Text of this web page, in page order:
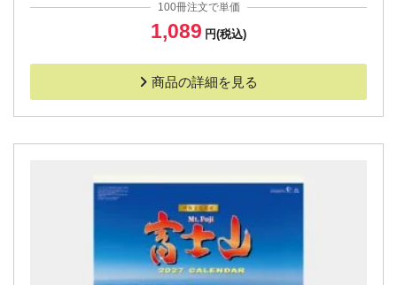
100冊注文で単価
1,089 円(税込)
商品の詳細を見る